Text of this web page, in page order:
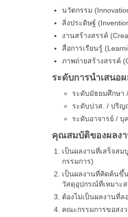
นวัตกรรม
สิ่งประดิษฐ์
งานสร้างสรรค์
สื่อการเรียนรู้
ภาพถ่ายสร้างสรรค์
ระดับการนำเสนอ
ระดับมัธยมศึกษา
ระดับปวส. / ปริญ
ระดับอาจารย์ / บุ
คุณสมบัติของผลงา
เป็นผลงานที่เสร็จส
กรรมการ)
เป็นผลงานที่คิดค้นขึ้
วัสดุอุปกรณ์ที่เหมาะ
ต้องไม่เป็นผลงานที่
คณะกรรมการขอสง